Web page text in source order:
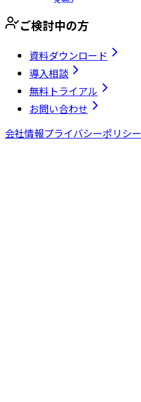
ご検討中の方
資料ダウンロード
導入相談
無料トライアル
お問い合わせ
会社情報プライバシーポリシー